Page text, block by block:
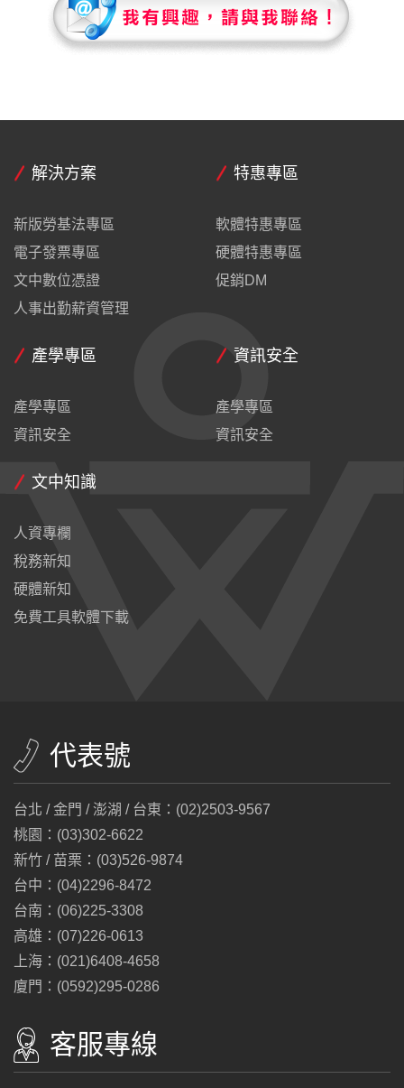
解決方案
新版勞基法專區
電子發票專區
文中數位憑證
人事出勤薪資管理
特惠專區
軟體特惠專區
硬體特惠專區
促銷DM
產學專區
產學專區
資訊安全
資訊安全
產學專區
資訊安全
文中知識
人資專欄
稅務新知
硬體新知
免費工具軟體下載
代表號
台北 / 金門 / 澎湖 / 台東：(02)2503-9567
桃園：(03)302-6622
新竹 / 苗栗：(03)526-9874
台中：(04)2296-8472
台南：(06)225-3308
高雄：(07)226-0613
上海：(021)6408-4658
廈門：(0592)295-0286
客服專線